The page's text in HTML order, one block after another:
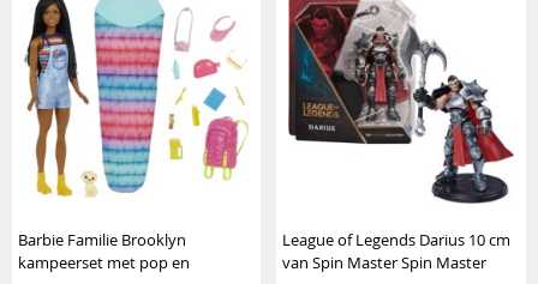
Barbie Familie Brooklyn
kampeerset met pop en
League of Legends Darius 10 cm
van Spin Master Spin Master